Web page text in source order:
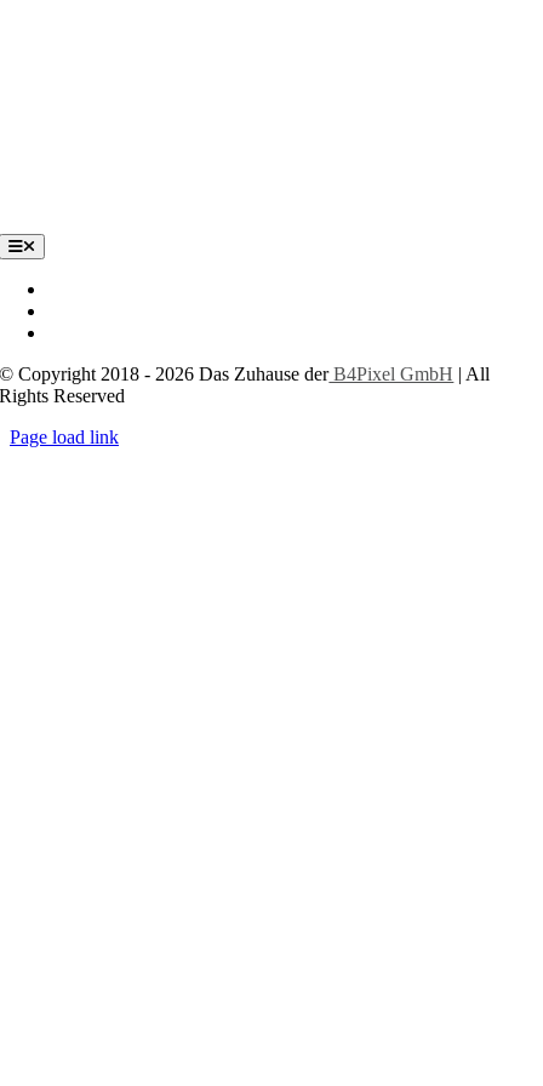
Toggle
Navigation
© Copyright 2018 - 2026 Das Zuhause derB4Pixel GmbH | All
Rights Reserved
Page load link